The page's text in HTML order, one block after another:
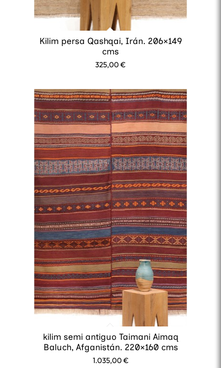
Kilim persa Qashqai, Irán. 206×149
cms
325,00€
kilim semi antiguo Taimani Aimaq
Baluch, Afganistán. 220×160 cms
1.035,00€